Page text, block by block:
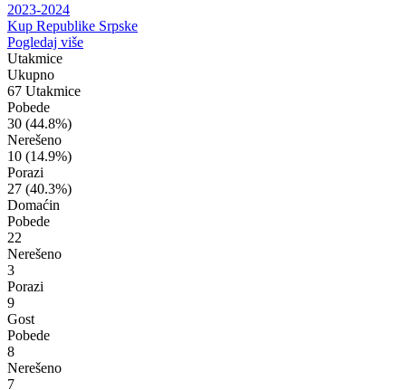
2023-2024
Kup Republike Srpske
Pogledaj više
Utakmice
Ukupno
67 Utakmice
Pobede
30 (44.8%)
Nerešeno
10 (14.9%)
Porazi
27 (40.3%)
Domaćin
Pobede
22
Nerešeno
3
Porazi
9
Gost
Pobede
8
Nerešeno
7